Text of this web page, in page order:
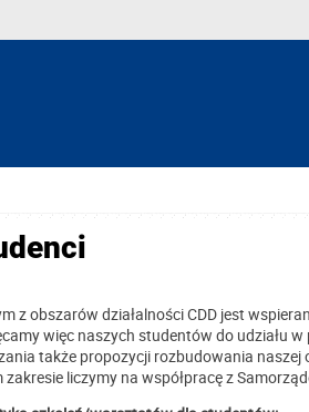
z obszarów działalności CDD jest
więc naszych studentów do udziału
także propozycji rozbudowania
zakresie liczymy na współpracę z